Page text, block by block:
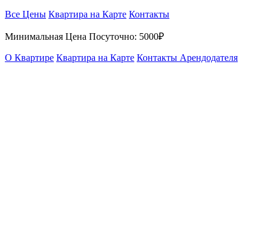
Все Цены Квартира на Карте Контакты
Минимальная Цена Посуточно: 5000₽
О Квартире Квартира на Карте Контакты Арендодателя